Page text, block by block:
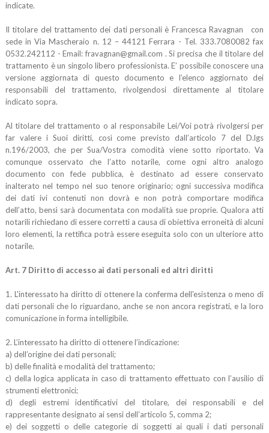
indicate.
Il titolare del trattamento dei dati personali è Francesca Ravagnan con
sede in Via Mascheraio n. 12 – 44121 Ferrara - Tel. 333.7080082 fax
0532.242112 - Email: fravagnan@gmail.com . Si precisa che il titolare del
trattamento è un singolo libero professionista. E’ possibile conoscere una
versione aggiornata di questo documento e l’elenco aggiornato dei
responsabili del trattamento, rivolgendosi direttamente al titolare
indicato sopra.
Al titolare del trattamento o al responsabile Lei/Voi potrà rivolgersi per
far valere i Suoi diritti, così come previsto dall’articolo 7 del D.lgs
n.196/2003, che per Sua/Vostra comodità viene sotto riportato. Va
comunque osservato che l’atto notarile, come ogni altro analogo
documento con fede pubblica, è destinato ad essere conservato
inalterato nel tempo nel suo tenore originario; ogni successiva modifica
dei dati ivi contenuti non dovrà e non potrà comportare modifica
dell’atto, bensì sarà documentata con modalità sue proprie. Qualora atti
notarili richiedano di essere corretti a causa di obiettiva erroneità di alcuni
loro elementi, la rettifica potrà essere eseguita solo con un ulteriore atto
notarile.
Art. 7 Diritto di accesso ai dati personali ed altri diritti
1. L'interessato ha diritto di ottenere la conferma dell'esistenza o meno di
dati personali che lo riguardano, anche se non ancora registrati, e la loro
comunicazione in forma intelligibile.
2. L’interessato ha diritto di ottenere l’indicazione:
a) dell’origine dei dati personali;
b) delle finalità e modalità del trattamento;
c) della logica applicata in caso di trattamento effettuato con l’ausilio di
strumenti elettronici;
d) degli estremi identificativi del titolare, dei responsabili e del
rappresentante designato ai sensi dell’articolo 5, comma 2;
e) dei soggetti o delle categorie di soggetti ai quali i dati personali